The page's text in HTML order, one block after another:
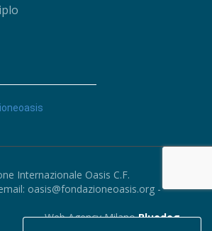
Internazionale Oasis C.F.
oasis@fondazioneoasis.org -
Web Agency Milano Bluedog